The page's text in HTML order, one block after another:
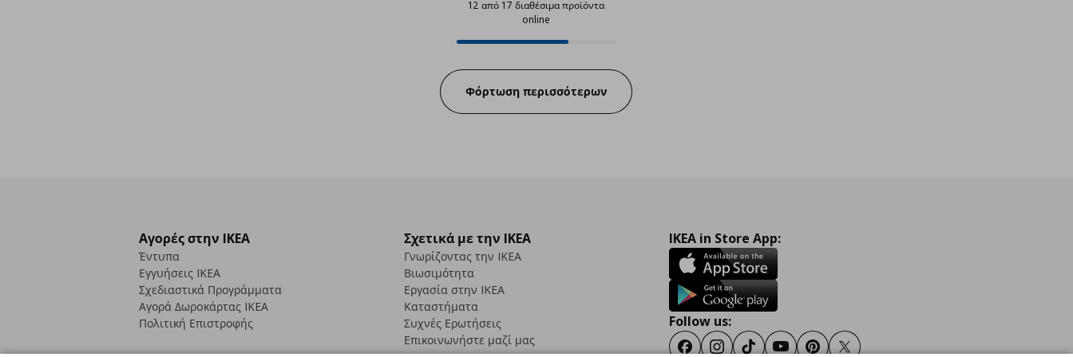
12 από 17 διαθέσιμα προϊόντα
online
12 από 17 διαθέσιμα προϊόντα online
Progress:
Φόρτωση περισσότερων
Αγορές στην IKEA
Έντυπα
Εγγυήσεις IKEA
Σχεδιαστικά Προγράμματα
Αγορά Δωρoκάρτας IKEA
Πολιτική Επιστροφής
Σχετικά με την IKEA
Γνωρίζοντας την IKEA
Βιωσιμότητα
Εργασία στην IKEA
Καταστήματα
Συχνές Ερωτήσεις
Επικοινωνήστε μαζί μας
IKEA in Store App:
Follow us:
FacebookInstagram
TikTokYoutubePinterestTwitter